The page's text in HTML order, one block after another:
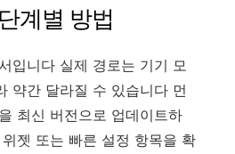
계별 방법
입니다 실제 경로는 기기 모
약간 달라질 수 있습니다 먼
최신 버전으로 업데이트하
젯 또는 빠른 설정 항목을 확